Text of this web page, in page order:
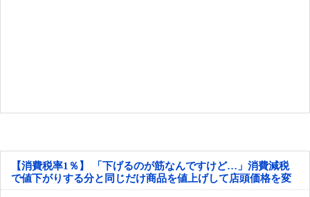
【消費税率1％】 「下げるのが筋なんですけど…」消費減税
で値下がりする分と同じだけ商品を値上げして店頭価格を変
えない店も